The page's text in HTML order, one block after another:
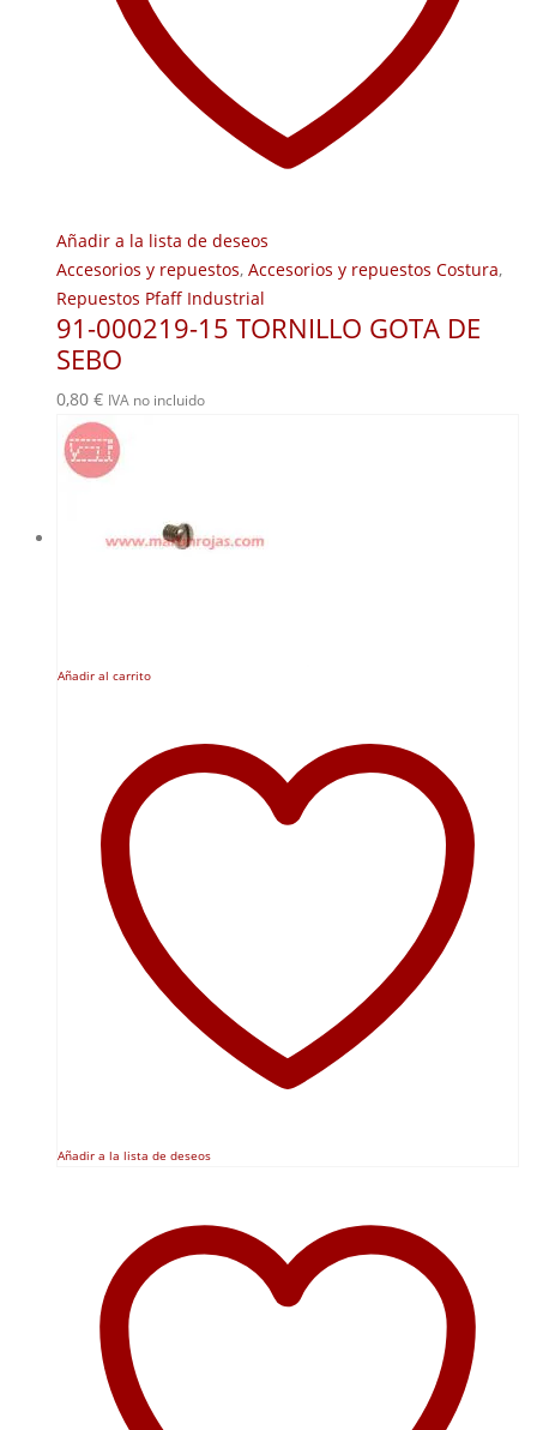
Añadir a la lista de deseos
Accesorios y repuestos, Accesorios y repuestos Costura,
Repuestos Pfaff Industrial
91-000219-15 TORNILLO GOTA DE
SEBO
0,80 € IVA no incluido
Añadir al carrito
Añadir a la lista de deseos